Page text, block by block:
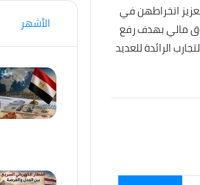
انخراطهن في
مالي بهدف رفع
الرائدة للعديد
الأشهر